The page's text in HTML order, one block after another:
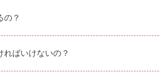
の？
ればいけないの？